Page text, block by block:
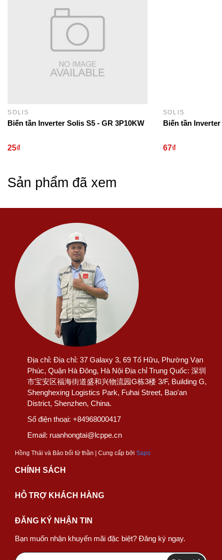
SOLIS
Biến tần Inverter Solis S5 - GR 3P10KW
25₫
SOLIS
Biến tần
67₫
Sản phẩm đã xem
Địa chỉ: Địa chỉ: 37 Galaxy 3, 69 Tố Hữu, Phường Vạn
Phúc, Quận Hà Đông, Hà Nội Địa chỉ Trung Quốc: 深圳
市宝安区福海街道盛和兴物流园G栋3楼 3/F, Building G,
Shenghexing Logistics Park, Fuhai Street, Bao'an
District, Shenzhen, China.
Số điện thoại: +84968000417
Email: ruanhongtai@lcppe.cn
Hồng Thái và Bảo bối tử thần | Cung cấp bởi Sapo
CHÍNH SÁCH
HỖ TRỢ KHÁCH HÀNG
ĐĂNG KÝ NHẬN TIN
Bạn muốn nhận khuyến mãi đặc biệt? Đăng ký ngay.